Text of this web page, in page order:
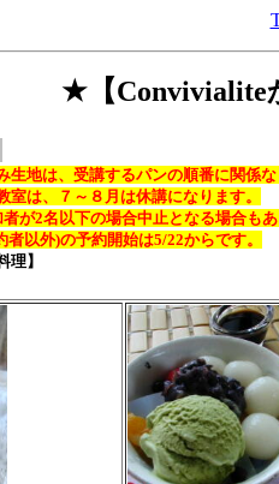
★【Convivialite
生地は、受講するパンの順番に関係
室は、７～８月は休講になります。
者が2名以下の場合中止となる場合も
者以外)の予約開始は5/22からです。
理】